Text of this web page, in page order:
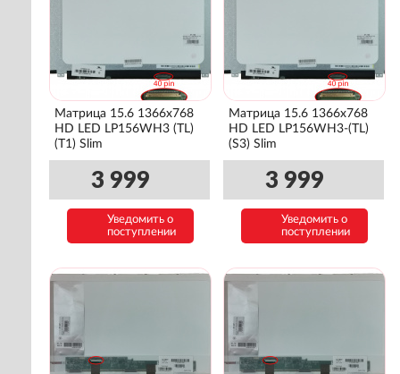
Матрица 15.6 1366x768
HD LED LP156WH3 (TL)
(T1) Slim
3 999
Уведомить о
поступлении
Матрица 15.6 1366x768
HD LED LP156WH3-(TL)
(S3) Slim
3 999
Уведомить о
поступлении